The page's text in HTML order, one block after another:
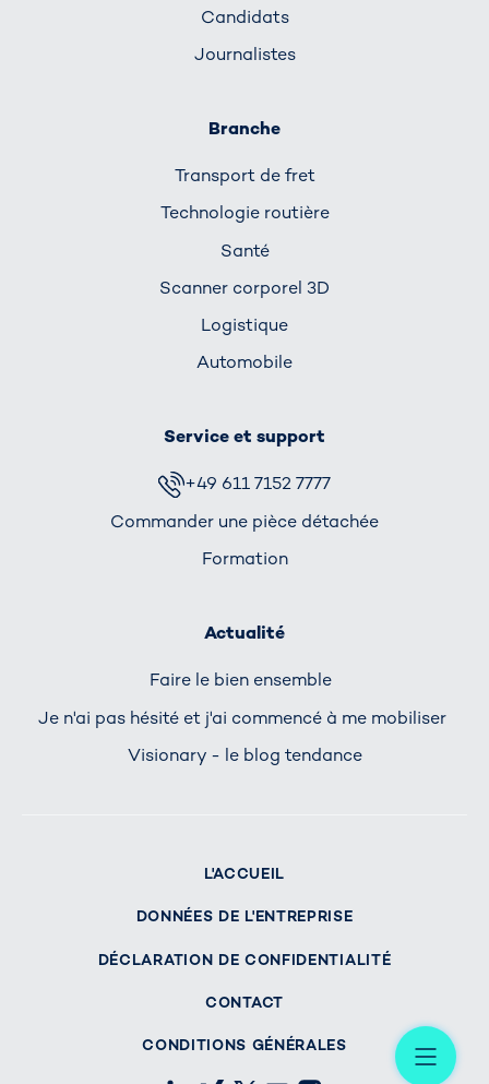
Candidats
Journalistes
Branche
Transport de fret
Technologie routière
Santé
Scanner corporel 3D
Logistique
Automobile
Service et support
+49 611 7152 7777
Commander une pièce détachée
Formation
Actualité
Faire le bien ensemble
Je n'ai pas hésité et j'ai commencé à me mobiliser
Visionary - le blog tendance
L'ACCUEIL
DONNÉES DE L'ENTREPRISE
DÉCLARATION DE CONFIDENTIALITÉ
CONTACT
CONDITIONS GÉNÉRALES